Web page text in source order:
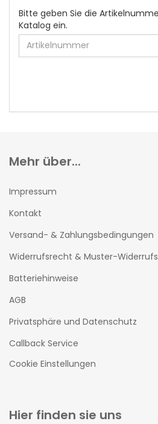
BITTE
GEBEN
SIE
DIE
ARTIKELNUMMER
EIN.
Bitte geben Sie die
Katalog ein.
Mehr über...
Impressum
Kontakt
Versand- & Zahlungsbedingungen
Widerrufsrecht & Muster-
Batteriehinweise
AGB
Privatsphäre und Datenschutz
Callback Service
Cookie Einstellungen
Hier finden sie uns